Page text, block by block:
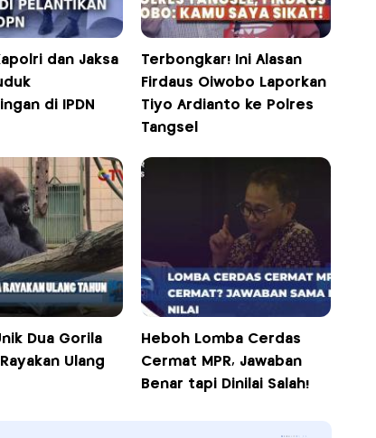
dan Jaksa
di IPDN
Terbongkar! Ini Alasan
Firdaus Oiwobo Laporkan
Tiyo Ardianto ke Polres
Tangsel
Dua Gorila
Ulang
Heboh Lomba Cerdas
Cermat MPR, Jawaban
Benar tapi Dinilai Salah!